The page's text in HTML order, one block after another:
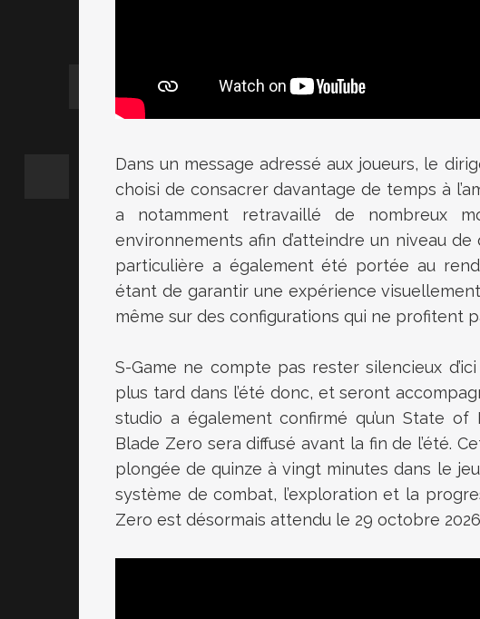
Dans un message adressé aux joueurs, le
choisi de consacrer davantage de temps à
a notamment retravaillé de nombreux
environnements afin d’atteindre un niveau
particulière a également été portée au
étant de garantir une expérience
même sur des configurations qui ne profitent
S-Game ne compte pas rester silencieux
plus tard dans l’été donc, et seront
studio a également confirmé qu’un State
Blade Zero sera diffusé avant la fin de l’été.
plongée de quinze à vingt minutes dans le
système de combat, l’exploration et la
Zero est désormais attendu le 29 octobre